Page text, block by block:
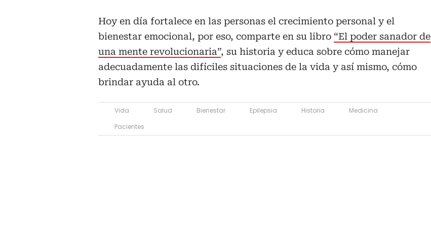
Hoy en día fortalece en las personas el crecimiento personal y el
bienestar emocional, por eso, comparte en su libro “El poder sanador de
una mente revolucionaria”, su historia y educa sobre cómo manejar
adecuadamente las difíciles situaciones de la vida y así mismo, cómo
brindar ayuda al otro.
Vida Salud Bienestar Epilepsia Historia
Medicina
Pacientes